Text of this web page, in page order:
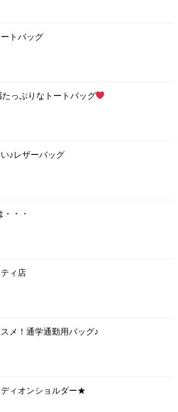
トバッグ
っぷりなトートバッグ
♪レザーバッグ
・・
ィ店
メ！通学通勤用バッグ♪
ィオンショルダー★